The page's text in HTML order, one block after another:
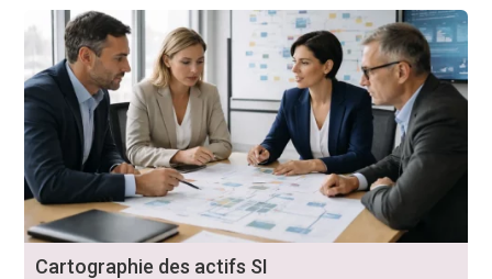
Cartographie des actifs SI